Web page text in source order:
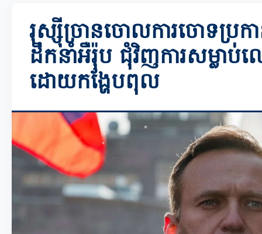
រុស្ស៊ីច្រានចោលការចោទប្រក
ដឹកនាំអឺរ៉ុប ជុំវិញការសម្លាប់
ដោយកង្ហែបពុល